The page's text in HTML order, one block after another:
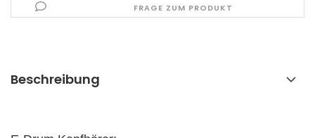
FRAGE ZUM PRODUKT
Beschreibung